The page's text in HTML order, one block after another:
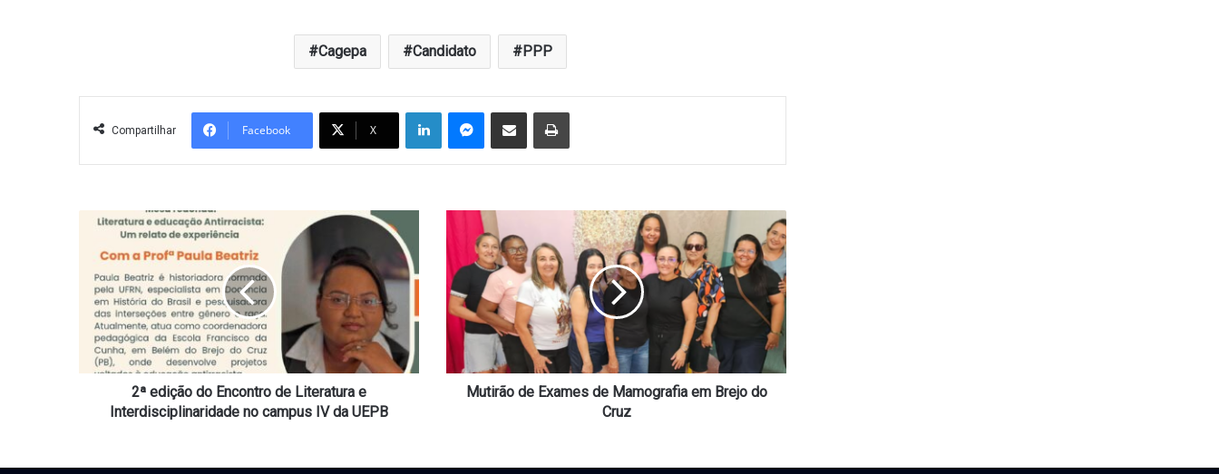
Cagepa Candidato PPP
Compartilhar Facebook X
LinkedinMessenger
Compartilhar via e-mail Imprimir
Encontro
Literatura
Interdisciplinaridade
no
2ª edição do Encontro de Literatura e
Interdisciplinaridade no campus IV da UEPB
Mutirão
de
Exames
de
Mamografia
em
Brejo
do
Cruz
Mutirão de Exames de Mamografia em Brejo do
Cruz